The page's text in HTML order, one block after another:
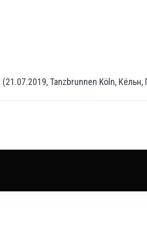
Tanzbrunnen Köln, Кёльн,